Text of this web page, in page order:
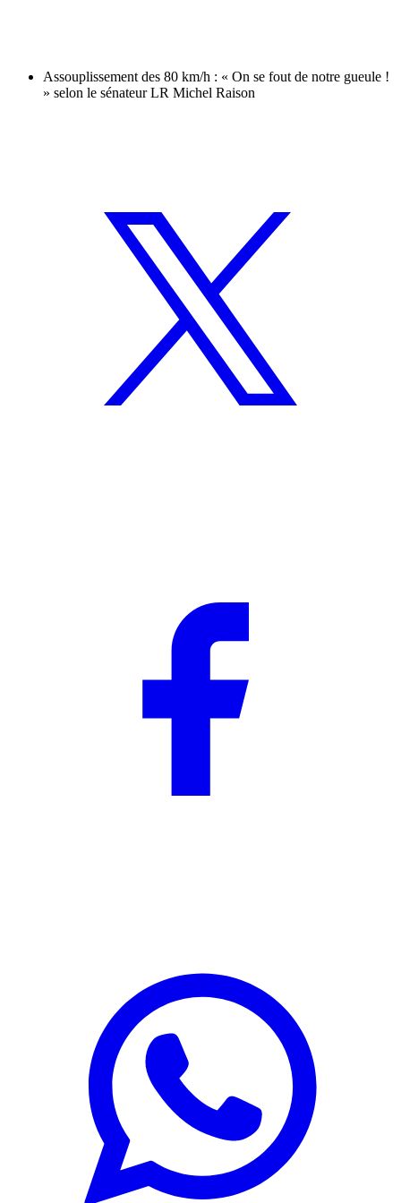
Assouplissement des 80 km/h : « On se fout de notre gueule !
» selon le sénateur LR Michel Raison